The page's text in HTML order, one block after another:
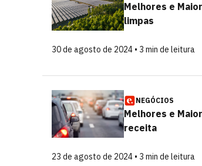
Melhores e
limpas
30 de agosto de 2024 • 3 min de leitura
NEGÓCIOS
Melhores e
receita
23 de agosto de 2024 • 3 min de leitura